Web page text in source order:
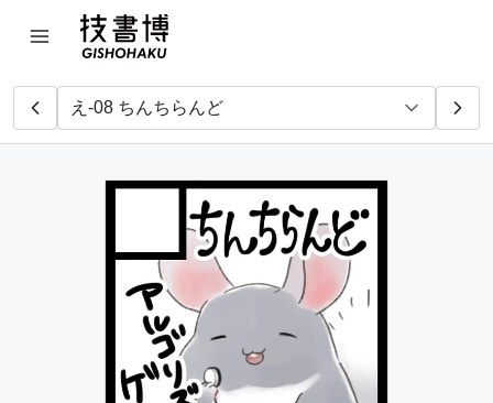
お台場計算尺 た